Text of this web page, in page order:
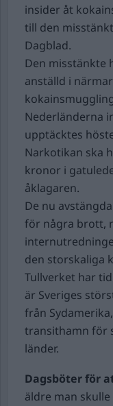
insider åt
till den
Dagblad.
Den misstänkte
anställd i
Nederländerna
upptäcktes
Narkotikan ska
kronor i
åklagaren.
De nu
för några brott,
den storskaliga
Tullverket har
är Sveriges
från
transithamn för
länder.
Dagsböter för
äldre man